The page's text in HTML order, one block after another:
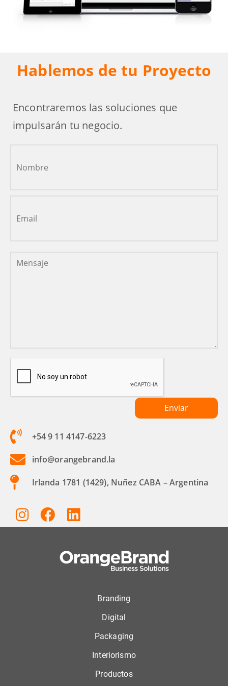
Hablemos de tu Proyecto
Encontraremos las soluciones que
impulsarán tu negocio.
+54 9 11 4147-6223
info@orangebrand.la
Irlanda 1781 (1429), Nuñez CABA – Argentina
Branding
Digital
Packaging
Interiorismo
Productos